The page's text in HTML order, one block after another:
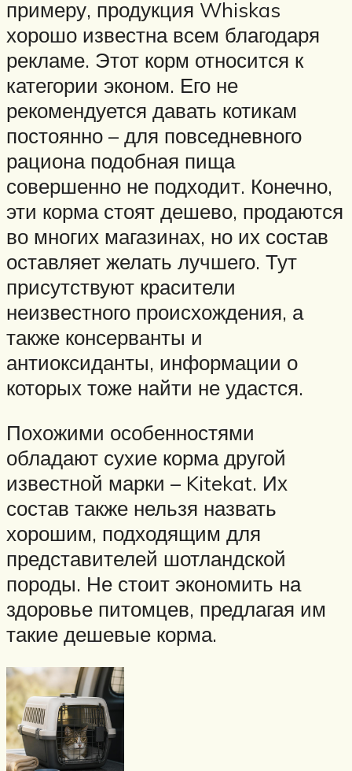
примеру, продукция Whiskas
хорошо известна всем благодаря
рекламе. Этот корм относится к
категории эконом. Его не
рекомендуется давать котикам
постоянно – для повседневного
рациона подобная пища
совершенно не подходит. Конечно,
эти корма стоят дешево, продаются
во многих магазинах, но их состав
оставляет желать лучшего. Тут
присутствуют красители
неизвестного происхождения, а
также консерванты и
антиоксиданты, информации о
которых тоже найти не удастся.
Похожими особенностями
обладают сухие корма другой
известной марки – Kitekat. Их
состав также нельзя назвать
хорошим, подходящим для
представителей шотландской
породы. Не стоит экономить на
здоровье питомцев, предлагая им
такие дешевые корма.